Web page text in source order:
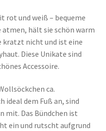
und weiß – bequeme
atmen, hält sie schön warm
kratzt nicht und ist eine
Diese Unikate sind
Accessoire.
ca.
ideal dem Fuß an, sind
mit. Das Bündchen ist
ein und rutscht aufgrund